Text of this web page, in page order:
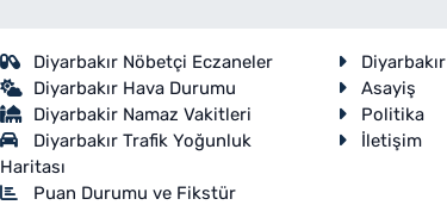
Diyarbakır Nöbetçi Eczaneler
Diyarbakır Hava Durumu
Diyarbakir Namaz Vakitleri
Diyarbakır Trafik Yoğunluk
Haritası
Puan Durumu ve Fikstür
Diyarbakır
Asayiş
Politika
İletişim